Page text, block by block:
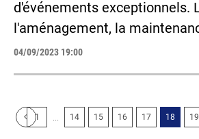
d'événements exceptionnels.
l'aménagement, la
04/09/2023 19:00
1 14 15 16 17 18 19